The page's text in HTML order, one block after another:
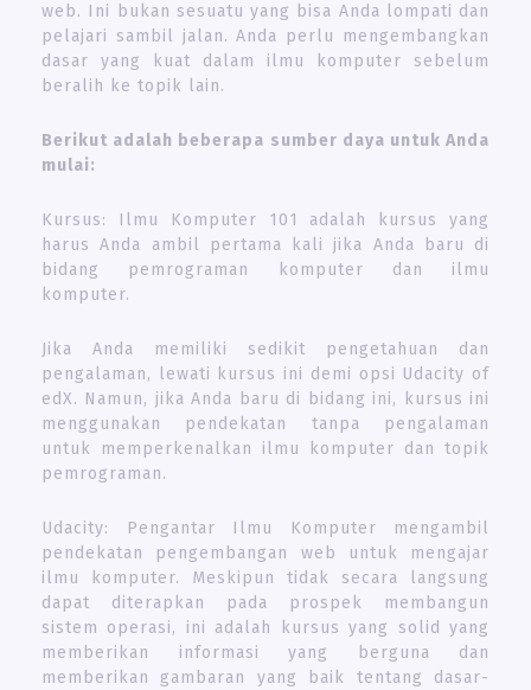
web. Ini bukan sesuatu yang bisa Anda lompati dan
pelajari sambil jalan. Anda perlu mengembangkan
dasar yang kuat dalam ilmu komputer sebelum
beralih ke topik lain.
Berikut adalah beberapa sumber daya untuk Anda
mulai:
Kursus: Ilmu Komputer 101 adalah kursus yang
harus Anda ambil pertama kali jika Anda baru di
bidang pemrograman komputer dan ilmu
komputer.
Jika Anda memiliki sedikit pengetahuan dan
pengalaman, lewati kursus ini demi opsi Udacity of
edX. Namun, jika Anda baru di bidang ini, kursus ini
menggunakan pendekatan tanpa pengalaman
untuk memperkenalkan ilmu komputer dan topik
pemrograman.
Udacity: Pengantar Ilmu Komputer mengambil
pendekatan pengembangan web untuk mengajar
ilmu komputer. Meskipun tidak secara langsung
dapat diterapkan pada prospek membangun
sistem operasi, ini adalah kursus yang solid yang
memberikan informasi yang berguna dan
memberikan gambaran yang baik tentang dasar-